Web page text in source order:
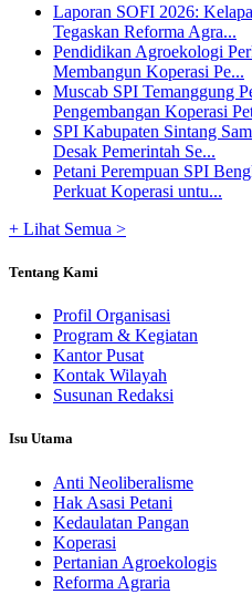
Laporan SOFI 2026:
Tegaskan Reforma Agra...
Pendidikan Agroekologi
Membangun Koperasi Pe...
Muscab SPI Temanggung
Pengembangan Koperasi
SPI Kabupaten Sintang
Desak Pemerintah Se...
Petani Perempuan SPI
Perkuat Koperasi untu...
+ Lihat Semua >
Tentang Kami
Profil Organisasi
Program & Kegiatan
Kantor Pusat
Kontak Wilayah
Susunan Redaksi
Isu Utama
Anti Neoliberalisme
Hak Asasi Petani
Kedaulatan Pangan
Koperasi
Pertanian Agroekologis
Reforma Agraria